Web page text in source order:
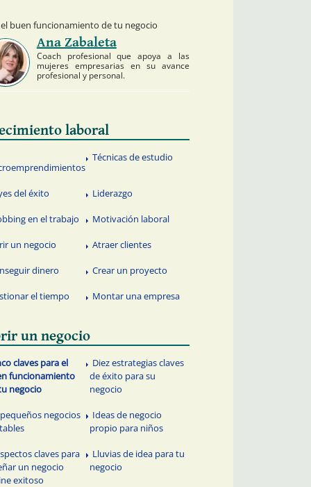
el buen funcionamiento de tu negocio
Ana Zabaleta
Coach profesional que apoya a las
mujeres empresarias en su avance
profesional y personal.
laboral
Técnicas de estudio
del éxito Liderazgo
en el trabajo Motivación laboral
un negocio Atraer clientes
dinero Crear un proyecto
el tiempo Montar una empresa
un negocio
claves para el
funcionamiento
negocio
Diez estrategias claves
de éxito para su
negocio
negocios
Ideas de negocio
propio para niños
claves para
un negocio
exitoso
Lluvias de idea para tu
negocio